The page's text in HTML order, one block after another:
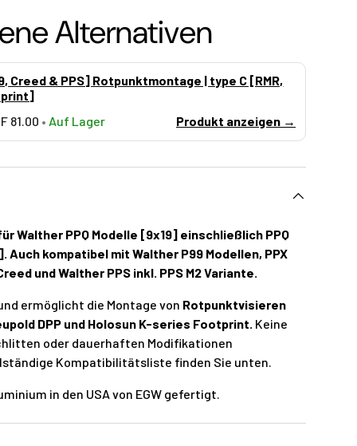
Alternativen
Creed & PPS] Rotpunktmontage | type C [RMR,
81.00 • Auf Lager Produkt anzeigen →
Walther PPQ Modelle [9x19] einschließlich PPQ
Auch kompatibel mit Walther P99 Modellen, PPX
und Walther PPS inkl. PPS M2 Variante.
ermöglicht die Montage von Rotpunktvisieren
DPP und Holosun K-series Footprint. Keine
oder dauerhaften Modifikationen
Kompatibilitätsliste finden Sie unten.
in den USA von EGW gefertigt.